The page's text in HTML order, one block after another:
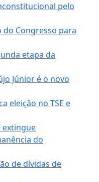
pelo
Congresso para
etapa da
Júnior é o novo
eleição no TSE e
do
de dívidas de